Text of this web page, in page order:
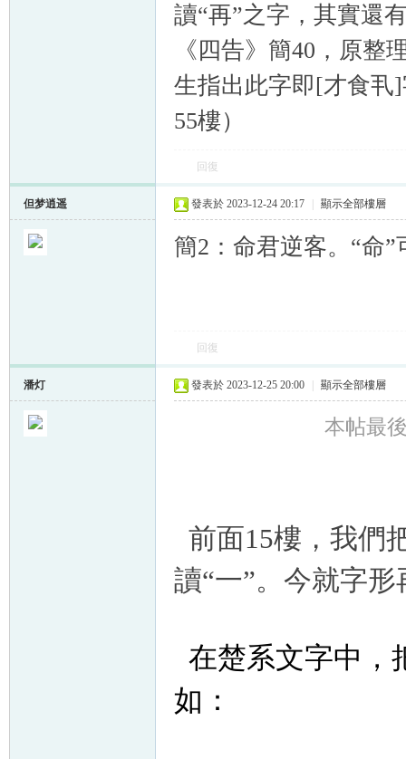
讀“再”之字，其實還
《四告》簡40，原整
生指出此字即[才食丮
55樓）
回復
但梦逍遥 發表於 2023-12-24 20:17 顯示全部樓層
簡2：命君逆客。“命”
回復
潘灯 發表於 2023-12-25 20:00 顯示全部樓層
本帖最
前面15樓，我們
讀“一”。今就字
在楚系文字中，
如：